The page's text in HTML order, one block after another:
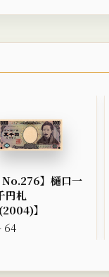
No.276】樋口一
円札
】
64